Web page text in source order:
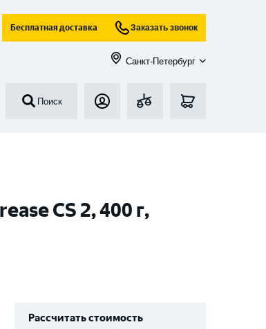
Бесплатная доставка Заказать звонок
Санкт-Петербург
Поиск
CS 2, 400 г,
Рассчитать стоимость